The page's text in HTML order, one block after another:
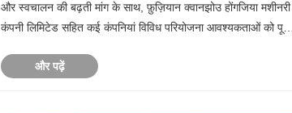
और स्वचालन की बढ़ती मांग के साथ, फ़ुज़ियान क्वानझोउ होंगजिया मशीनरी
कंपनी लिमिटेड सहित कई कंपनियां विविध परियोजना आवश्यकताओं को पूरा
और पढ़ें